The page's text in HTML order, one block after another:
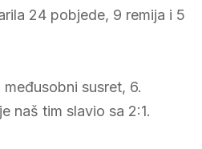
24 pobjede, 9 remija i 5
susret, 6.
naš tim slavio sa 2:1.